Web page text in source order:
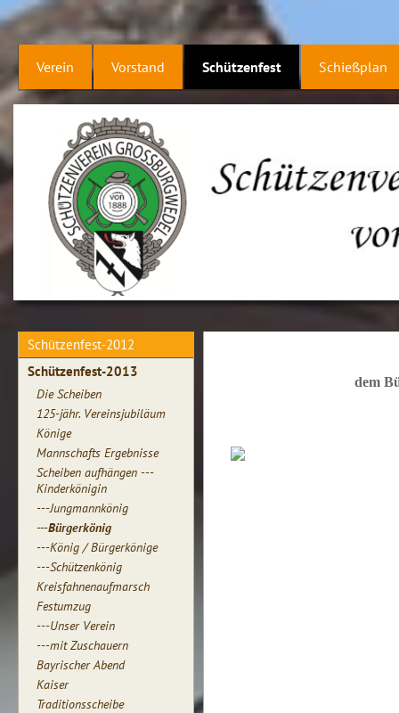
Verein Vorstand Schützenfest Schießplan
Schützenfest-2012
Schützenfest-2013
Die Scheiben
125-jähr. Vereinsjubiläum
Könige
Mannschafts Ergebnisse
Scheiben aufhängen ---
Kinderkönigin
---Jungmannkönig
---Bürgerkönig
---König / Bürgerkönige
---Schützenkönig
Kreisfahnenaufmarsch
Festumzug
---Unser Verein
---mit Zuschauern
Bayrischer Abend
Kaiser
Traditionsscheibe
dem